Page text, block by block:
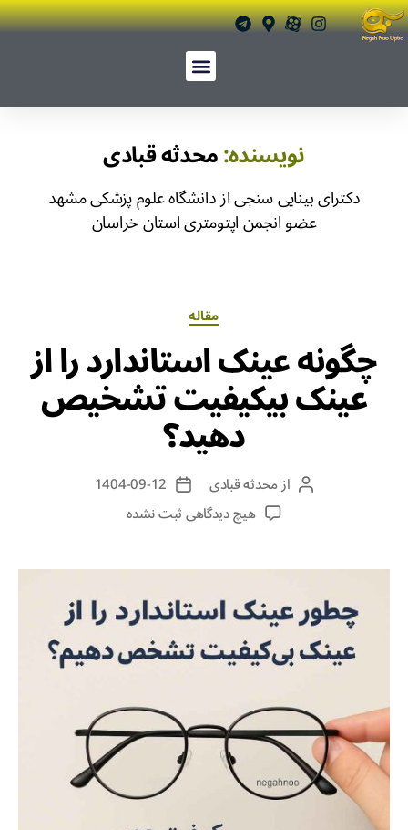
نویسنده:محدثه قبادی
دکترای بینایی سنجی از دانشگاه علوم پزشکی مشهد
عضو انجمن اپتومتری استان خراسان
مقاله
چگونه عینک استاندارد را از
عینک بیکیفیت تشخیص
دهید؟
ازمحدثه قبادی
1404-09-12
هیچ دیدگاهیثبت نشده